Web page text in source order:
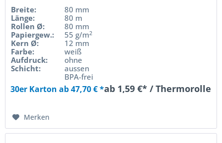
Breite:
80 mm
Länge:
80 m
Rollen Ø:
80 mm
Papiergew.:
55 g/m2
Kern Ø:
12 mm
Farbe:
weiß
Aufdruck:
ohne
Schicht:
aussen
BPA-frei
ab 1,59 €* / Thermorolle
30er Karton ab 47,70 € *
Merken